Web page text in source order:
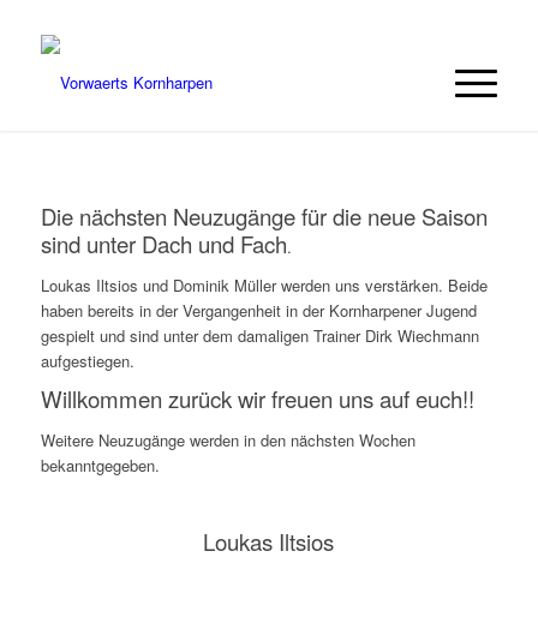
Die nächsten Neuzugänge für die neue Saison
sind unter Dach und Fach.
Loukas Iltsios und Dominik Müller werden uns verstärken. Beide
haben bereits in der Vergangenheit in der Kornharpener Jugend
gespielt und sind unter dem damaligen Trainer Dirk Wiechmann
aufgestiegen.
Willkommen zurück wir freuen uns auf euch!!
Weitere Neuzugänge werden in den nächsten Wochen
bekanntgegeben.
Loukas Iltsios